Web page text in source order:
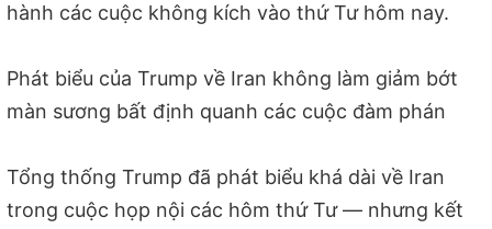
hành các cuộc không kích vào thứ Tư hôm nay.
Phát biểu của Trump về Iran không làm giảm bớt
màn sương bất định quanh các cuộc đàm phán
Tổng thống Trump đã phát biểu khá dài về Iran
trong cuộc họp nội các hôm thứ Tư — nhưng kết